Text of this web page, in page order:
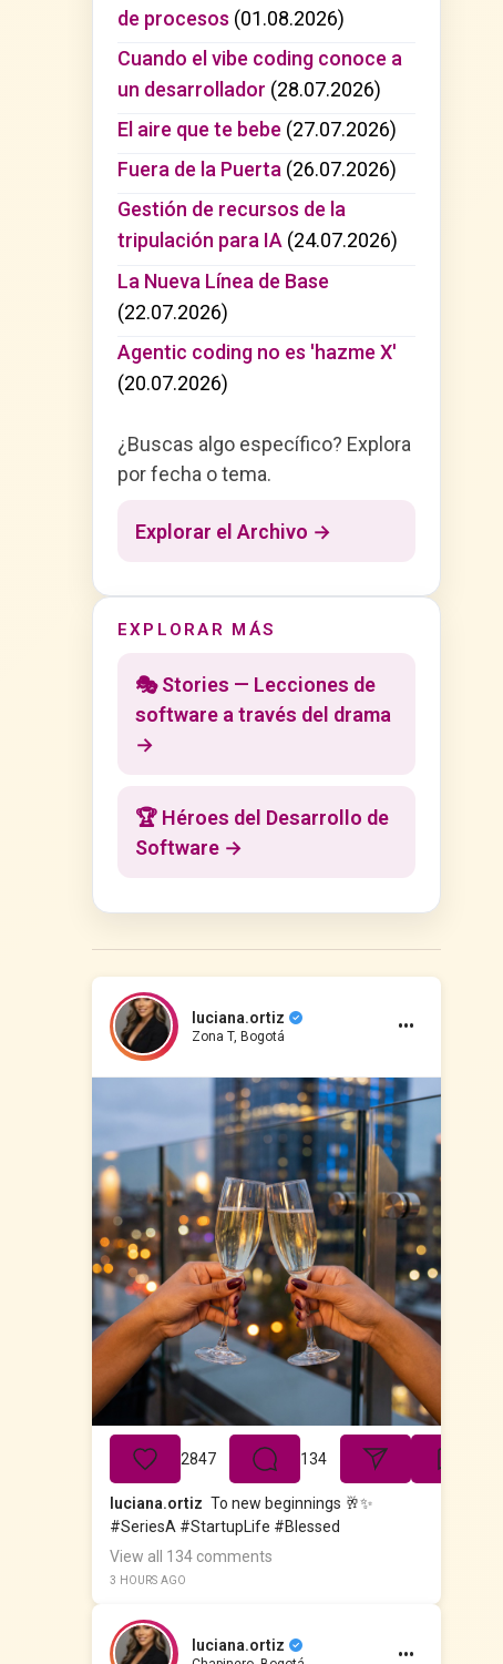
de procesos (01.08.2026)
Cuando el vibe coding conoce a
un desarrollador (28.07.2026)
El aire que te bebe (27.07.2026)
Fuera de la Puerta (26.07.2026)
Gestión de recursos de la
tripulación para IA(24.07.2026)
La Nueva Línea de Base
(22.07.2026)
Agentic coding no es 'hazme X'
(20.07.2026)
¿Buscas algo específico? Explora
por fecha o tema.
Explorar el Archivo →
EXPLORAR MÁS
🎭 Stories — Lecciones de
software a través del drama
→
🏆 Héroes del Desarrollo de
Software →
luciana.ortiz
Zona T, Bogotá •••
2847 134
luciana.ortiz To new beginnings 🥂✨
#SeriesA #StartupLife #Blessed
View all 134 comments
3 HOURS AGO
luciana.ortiz •••